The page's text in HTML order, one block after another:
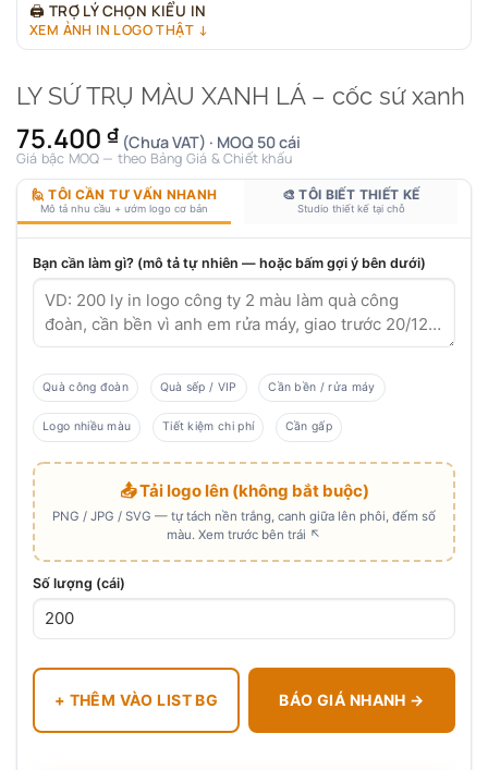
🖨 TRỢ LÝ CHỌN KIỂU IN
XEM ẢNH IN LOGO THẬT ↓
LY SỨ TRỤ MÀU XANH LÁ – cốc sứ xanh
75.400 ₫ (Chưa VAT) · MOQ 50 cái
Giá bậc MOQ — theo Bảng Giá & Chiết khấu
🙋 TÔI CẦN TƯ VẤN NHANH
Mô tả nhu cầu + ướm logo cơ bản
🎨 TÔI BIẾT THIẾT KẾ
Studio thiết kế tại chỗ
Bạn cần làm gì? (mô tả tự nhiên — hoặc bấm gợi ý bên dưới)
Quà công đoàn Quà sếp / VIP Cần bền / rửa máy
Logo nhiều màu Tiết kiệm chi phí Cần gấp
📤 Tải logo lên (không bắt buộc)
PNG / JPG / SVG — tự tách nền trắng, canh giữa lên phôi, đếm số
màu. Xem trước bên trái ↖
Số lượng (cái)
+ THÊM VÀO LIST BG BÁO GIÁ NHANH →